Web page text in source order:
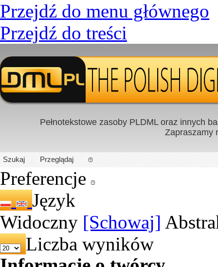
Przejdź do menu głównego
Przejdź do treści
PL|EN
Pełnotekstowe zasoby PLDML oraz innych
Zapraszamy
Szukaj Przeglądaj
Preferencje
Język
Widoczny [Schowaj]
Liczba wyników